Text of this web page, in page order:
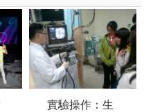
實驗操作：生